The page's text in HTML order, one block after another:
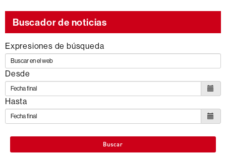
Buscador de noticias
Expresiones de búsqueda
Desde
Hasta
Buscar